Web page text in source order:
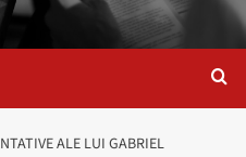
ALE LUI GABRIEL